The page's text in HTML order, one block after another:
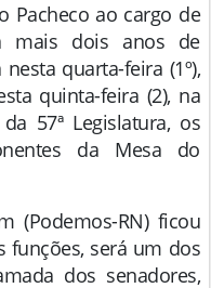
Pacheco ao cargo de
mais dois anos de
quarta-feira (1º),
quinta-feira (2), na
57ª Legislatura, os
da Mesa do
(Podemos-RN) ficou
funções, será um dos
dos senadores,